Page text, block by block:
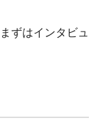
ずはインタビュ